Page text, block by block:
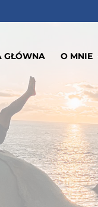
GŁÓWNA O MNIE